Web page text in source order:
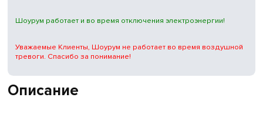
Описание
Шоурум работает и во время отключения электроэнергии!
Уважаемые Клиенты, Шоурум не работает во время воздушной
тревоги. Спасибо за понимание!